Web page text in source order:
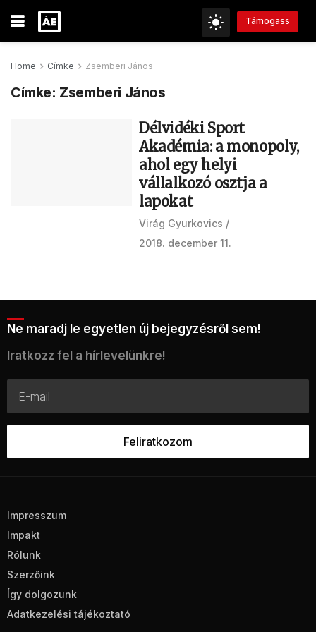
Támogass
Home Címke Zsemberi János
Címke: Zsemberi János
Délvidéki Sport
Akadémia: a monopoly,
ahol egy helyi
vállalkozó osztja a
lapokat
Virág Gyurkovics
2018. december 11.
Ne maradj le egyetlen új bejegyzésről sem!
Iratkozz fel a hírlevelünkre!
Impresszum
Impakt
Rólunk
Szerzőink
Így dolgozunk
Adatkezelési tájékoztató